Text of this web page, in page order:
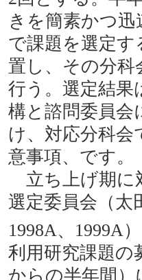
きを簡素かつ
で課題を選定す
置し、その分
行う。選定結果
構と諮問委員会
け、対応分科会
意事項、です。
立ち上げ期に
選定委員会（太
1998A、1999A
利用研究課題の
からの半年間